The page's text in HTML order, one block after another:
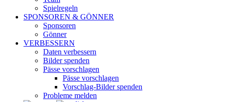
Spielregeln
SPONSOREN & GÖNNER
Sponsoren
Gönner
VERBESSERN
Daten verbessern
Bilder spenden
Pässe vorschlagen
Pässe vorschlagen
Vorschlag-Bilder spenden
Probleme melden